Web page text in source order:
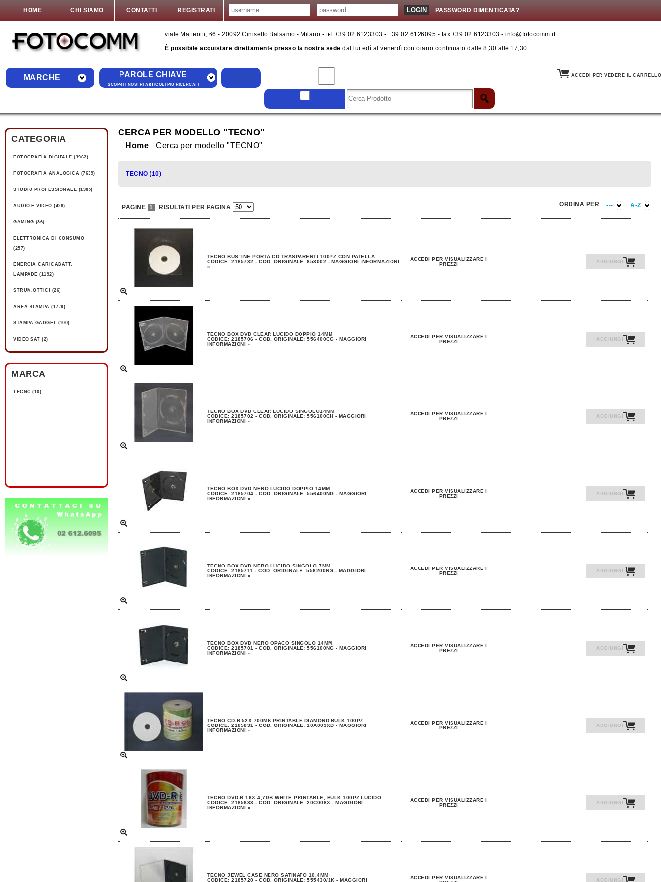
HOME CHI SIAMO CONTATTI REGISTRATI PASSWORD DIMENTICATA?
viale Matteotti, 66 - 20092 Cinisello Balsamo - Milano - tel +39.02.6123303 - +39.02.6126095 - fax +39.02.6123303 - info@fotocomm.it
È possibile acquistare direttamente presso la nostra sede dal lunedì al venerdì con orario continuato dalle 8,30 alle 17,30
MARCHE PAROLE CHIAVE
SCOPRI I NOSTRI ARTICOLI PIÙ RICERCATI
ACCEDI PER VEDERE IL CARRELLO
CATEGORIA
FOTOGRAFIA DIGITALE (3962)
FOTOGRAFIA ANALOGICA (7639)
STUDIO PROFESSIONALE (1365)
AUDIO E VIDEO (426)
GAMING (36)
ELETTRONICA DI CONSUMO
(257)
ENERGIA CARICABATT.
LAMPADE (1192)
STRUM.OTTICI (26)
AREA STAMPA (1779)
STAMPA GADGET (100)
VIDEO SAT (2)
MARCA
TECNO (10)
CERCA PER MODELLO "TECNO"
Home Cerca per modello "TECNO"
TECNO (10)
PAGINE 1 RISULTATI PER PAGINA ORDINA PER --- A-Z
TECNO BUSTINE PORTA CD TRASPARENTI 100PZ CON PATELLA
CODICE: 2185732 - COD. ORIGINALE: 853002 - MAGGIORI INFORMAZIONI
»
ACCEDI PER VISUALIZZARE I
PREZZI
AGGIUNGI
TECNO BOX DVD CLEAR LUCIDO DOPPIO 14MM
CODICE: 2185706 - COD. ORIGINALE: 556400CG - MAGGIORI
INFORMAZIONI »
ACCEDI PER VISUALIZZARE I
PREZZI
AGGIUNGI
TECNO BOX DVD CLEAR LUCIDO SINGOLO14MM
CODICE: 2185702 - COD. ORIGINALE: 556100CH - MAGGIORI
INFORMAZIONI »
ACCEDI PER VISUALIZZARE I
PREZZI
AGGIUNGI
TECNO BOX DVD NERO LUCIDO DOPPIO 14MM
CODICE: 2185704 - COD. ORIGINALE: 556400NG - MAGGIORI
INFORMAZIONI »
ACCEDI PER VISUALIZZARE I
PREZZI
AGGIUNGI
TECNO BOX DVD NERO LUCIDO SINGOLO 7MM
CODICE: 2185711 - COD. ORIGINALE: 556200NG - MAGGIORI
INFORMAZIONI »
ACCEDI PER VISUALIZZARE I
PREZZI
AGGIUNGI
TECNO BOX DVD NERO OPACO SINGOLO 14MM
CODICE: 2185701 - COD. ORIGINALE: 556100NG - MAGGIORI
INFORMAZIONI »
ACCEDI PER VISUALIZZARE I
PREZZI
AGGIUNGI
TECNO CD-R 52X 700MB PRINTABLE DIAMOND BULK 100PZ
CODICE: 2185831 - COD. ORIGINALE: 10A003XD - MAGGIORI
INFORMAZIONI »
ACCEDI PER VISUALIZZARE I
PREZZI
AGGIUNGI
TECNO DVD-R 16X 4,7GB WHITE PRINTABLE, BULK 100PZ LUCIDO
CODICE: 2185833 - COD. ORIGINALE: 20C008X - MAGGIORI
INFORMAZIONI »
ACCEDI PER VISUALIZZARE I
PREZZI
AGGIUNGI
TECNO JEWEL CASE NERO SATINATO 10,4MM
CODICE: 2185720 - COD. ORIGINALE: 555430/1K - MAGGIORI
ACCEDI PER VISUALIZZARE I
AGGIUNGI